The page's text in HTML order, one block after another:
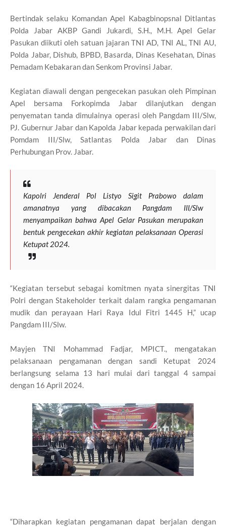
Bertindak selaku Komandan Apel Kabagbinopsnal Ditlantas
Polda Jabar AKBP Gandi Jukardi, S.H., M.H. Apel Gelar
Pasukan diikuti oleh satuan jajaran TNI AD, TNI AL, TNI AU,
Polda Jabar, Dishub, BPBD, Basarda, Dinas Kesehatan, Dinas
Pemadam Kebakaran dan Senkom Provinsi Jabar.
Kegiatan diawali dengan pengecekan pasukan oleh Pimpinan
Apel bersama Forkopimda Jabar dilanjutkan dengan
penyematan tanda dimulainya operasi oleh Pangdam III/Slw,
PJ. Gubernur Jabar dan Kapolda Jabar kepada perwakilan dari
Pomdam III/Slw, Satlantas Polda Jabar dan Dinas
Perhubungan Prov. Jabar.
Kapolri Jenderal Pol Listyo Sigit Prabowo dalam
amanatnya yang dibacakan Pangdam III/Slw
menyampaikan bahwa Apel Gelar Pasukan merupakan
bentuk pengecekan akhir kegiatan pelaksanaan Operasi
Ketupat 2024.
“Kegiatan tersebut sebagai komitmen nyata sinergitas TNI
Polri dengan Stakeholder terkait dalam rangka pengamanan
mudik dan perayaan Hari Raya Idul Fitri 1445 H,” ucap
Pangdam III/Slw.
Mayjen TNI Mohammad Fadjar, MPICT., mengatakan
pelaksanaan pengamanan dengan sandi Ketupat 2024
berlangsung selama 13 hari mulai dari tanggal 4 sampai
dengan 16 April 2024.
“Diharapkan kegiatan pengamanan dapat berjalan dengan